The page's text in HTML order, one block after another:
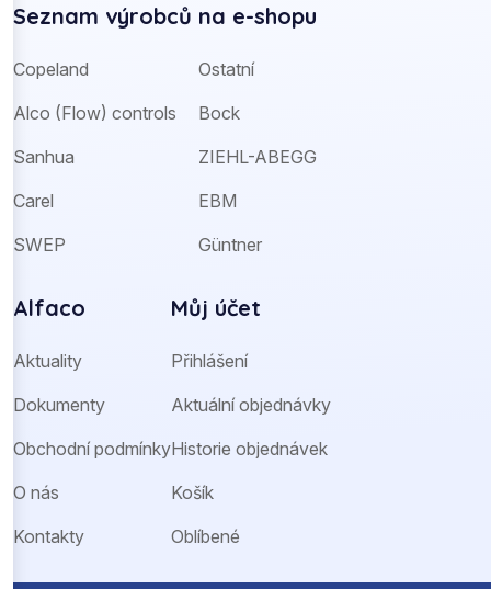
Seznam výrobců na e-shopu
Copeland
Alco (Flow) controls
Sanhua
Carel
SWEP
Ostatní
Bock
ZIEHL-ABEGG
EBM
Güntner
Alfaco
Aktuality
Dokumenty
Obchodní podmínky
O nás
Kontakty
Můj účet
Přihlášení
Aktuální objednávky
Historie objednávek
Košík
Oblíbené